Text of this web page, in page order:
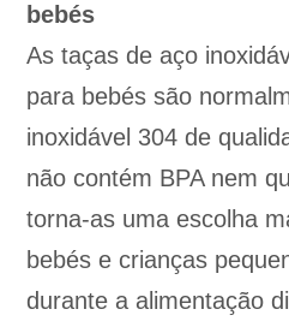
bebés
As taças de aço
para bebés são
inoxidável 304 de
não contém BPA nem
torna-as uma escolha
bebés e crianças
durante a alimentação